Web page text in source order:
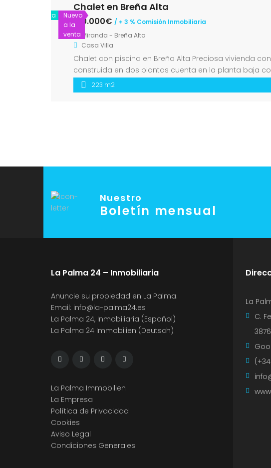
Nuevo
a la
venta
Venta
Chalet en Breña Alta
510.000€ / + 3 % Comisión Inmobiliaria
Miranda - Breña Alta
Casa Villa
Chalet con piscina en Breña Alta Preciosa vivienda
construida en dos plantas cuenta en la planta baja
alta un tercer dormitorio, una oficina y espacios para
223 m2
Nuestro
Boletín mensual
La Palma 24 – Inmobiliaria
Anuncie su propiedad en La Palma.
Email: info@la-palma24.es
La Palma 24, Inmobiliaria (Español)
La Palma 24 Immobilien (Deutsch)
La Palma Immobilien
La Empresa
Política de Privacidad
Cookies
Aviso Legal
Condiciones Generales
La
C.